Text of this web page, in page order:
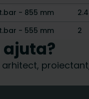
t.bar - 855 mm
t.bar - 555 mm 2